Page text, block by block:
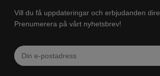
Vill du få uppdateringar och erbjudanden
Prenumerera på vårt nyhetsbrev!